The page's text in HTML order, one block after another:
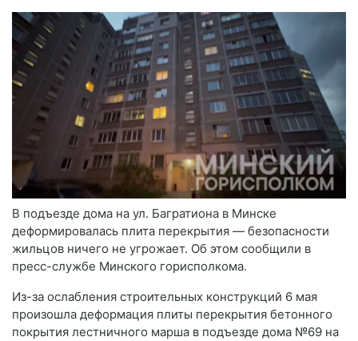
В подъезде дома на ул. Багратиона в Минске
деформировалась плита перекрытия — безопасности
жильцов ничего не угрожает. Об этом сообщили в
пресс-службе Минского горисполкома.
Из-за ослабления строительных конструкций 6 мая
произошла деформация плиты перекрытия бетонного
покрытия лестничного марша в подъезде дома №69 на